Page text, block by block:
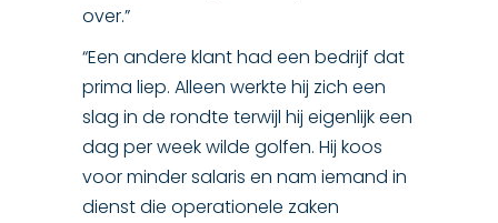
over.”
“Een andere klant had een bedrijf dat
prima liep. Alleen werkte hij zich een
slag in de rondte terwijl hij eigenlijk een
dag per week wilde golfen. Hij koos
voor minder salaris en nam iemand in
dienst die operationele zaken